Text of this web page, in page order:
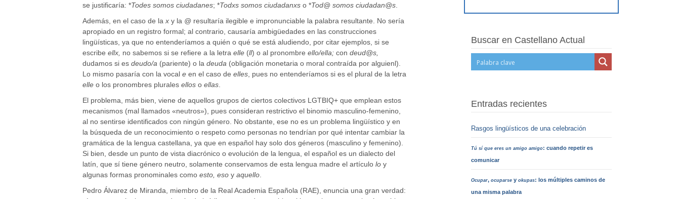
se justificaría: *Todes somos ciudadanes; *Todxs somos ciudadanxso *Tod@ somos ciudadan@s.
Además, en el caso de la xy la @resultaría ilegible e impronunciable la palabra resultante. No sería
apropiado en un registro formal; al contrario, causaría ambigüedades en las construcciones
lingüísticas, ya que no entenderíamos a quién o qué se está aludiendo, por citar ejemplos, si se
escribe ellx, no sabemos si se refiere a la letra elle (ll) o al pronombre ello/ella; con deud@s,
dudamos si es deudo/a (pariente) o la deuda (obligación monetaria o moral contraída por alguienl).
Lo mismo pasaría con la vocal een el caso de elles, pues no entenderíamos si es el plural de la letra
elleo los pronombres plurales elloso ellas.
El problema, más bien, viene de aquellos grupos de ciertos colectivos LGTBIQ+ que emplean estos
mecanismos (mal llamados «neutros»), pues consideran restrictivo el binomio masculino-femenino,
al no sentirse identificados con ningún género. No obstante, ese no es un problema lingüístico y en
la búsqueda de un reconocimiento o respeto como personas no tendrían por qué intentar cambiar la
gramática de la lengua castellana, ya que en español hay solo dos géneros (masculino y femenino).
Si bien, desde un punto de vista diacrónico o evolución de la lengua, el español es un dialecto del
latín, que sí tiene género neutro, solamente conservamos de esta lengua madre el artículo loy
algunas formas pronominales como esto, eso y aquello.
Pedro Álvarez de Miranda, miembro de la Real Academia Española (RAE), enuncia una gran verdad:
Buscar en Castellano Actual
Entradas recientes
Rasgos lingüísticos de una celebración
Tú sí que eres un amigo amigo: cuando repetir es
comunicar
Ocupar, ocuparsey okupas: los múltiples caminos de
una misma palabra